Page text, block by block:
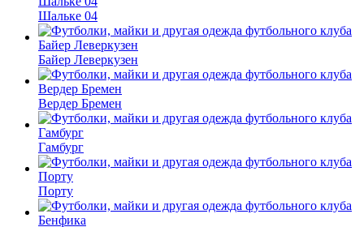
Шальке 04
Байер Леверкузен
Вердер Бремен
Гамбург
Порту